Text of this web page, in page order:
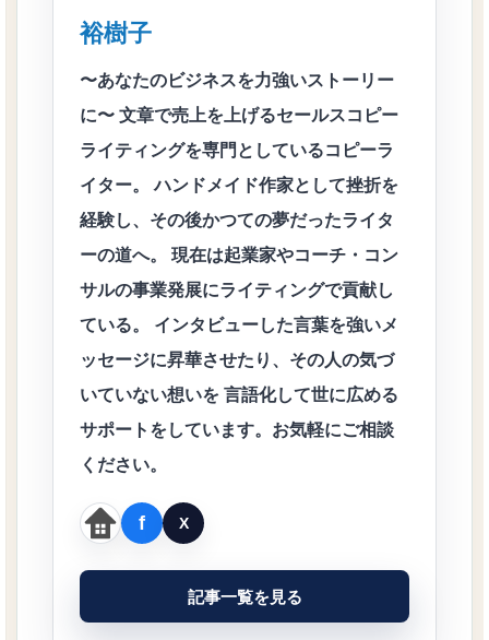
裕樹子
〜あなたのビジネスを力強いストーリー
に〜 文章で売上を上げるセールスコピー
ライティングを専門としているコピーラ
イター。 ハンドメイド作家として挫折を
経験し、その後かつての夢だったライタ
ーの道へ。 現在は起業家やコーチ・コン
サルの事業発展にライティングで貢献し
ている。 インタビューした言葉を強いメ
ッセージに昇華させたり、その人の気づ
いていない想いを 言語化して世に広める
サポートをしています。お気軽にご相談
ください。
記事一覧を見る